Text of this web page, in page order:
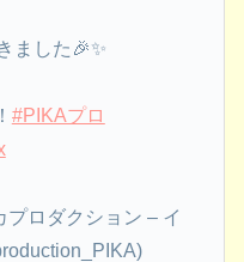
ました🎉✨
#PIKAプロ
ロダクション – イ